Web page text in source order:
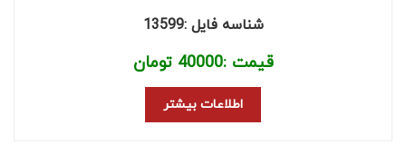
شناسه فایل :13599
قیمت :40000 تومان
اطلاعات بیشتر